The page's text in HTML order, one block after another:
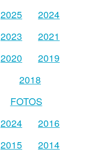
2025
2024
2023
2021
2020
2019
2018
FOTOS
2024
2016
2015
2014